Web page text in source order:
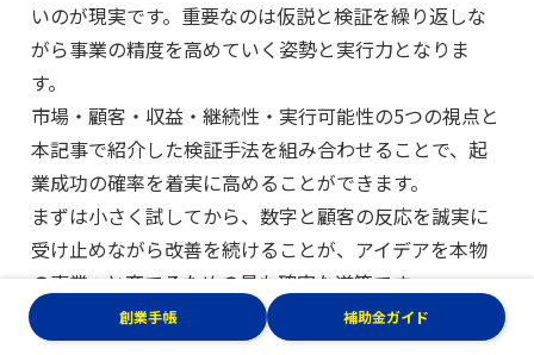
いのが現実です。重要なのは仮説と検証を繰り返しな
がら事業の精度を高めていく姿勢と実行力となりま
す。
市場・顧客・収益・継続性・実行可能性の5つの視点と
本記事で紹介した検証手法を組み合わせることで、起
業成功の確率を着実に高めることができます。
まずは小さく試してから、数字と顧客の反応を誠実に
受け止めながら改善を続けることが、アイデアを本物
の事業へと育てるための最も確実な道筋です。
創業手帳（冊子版）は、起業を目指す人に向けたコン
創業手帳 補助金ガイド